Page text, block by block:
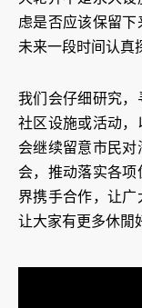
虑是否应该保留
未来一段时间认真
我们会仔细研究
社区设施或活动
会继续留意市民
会，推动落实各
界携手合作，让
让大家有更多休閒